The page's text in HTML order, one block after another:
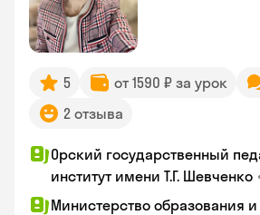
5 от 1590 ₽ за урок
2 отзыва
Орский государственный
институт имени Т.Г. Шевченко
Министерство образования и